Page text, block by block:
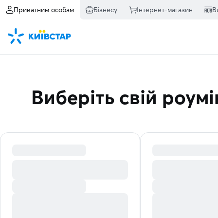
Приватним особам Бізнесу Інтернет-магазин
Виберіть свій